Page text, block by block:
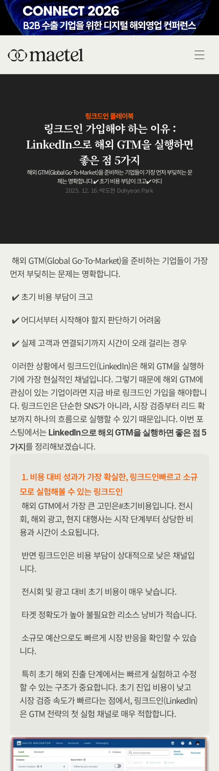
링크드인 플레이북
링크드인 가입해야 하는 이유 :
LinkedIn으로 해외 GTM을 실행하면
좋은 점 5가지
해외 GTM(Global Go-To-Market)을 준비하는 기업들이 가장 먼저 부딪히는 문
제는 명확합니다.✔️ 초기 비용 부담이 크고✔️ 어디
2025. 12. 16.박도현 Dohyeon Park
해외 GTM(Global Go-To-Market)을 준비하는 기업들이 가장
먼저 부딪히는 문제는 명확합니다.
✔️ 초기 비용 부담이 크고
✔️ 어디서부터 시작해야 할지 판단하기 어려움
✔️ 실제 고객과 연결되기까지 시간이 오래 걸리는 경우
이러한 상황에서 링크드인(LinkedIn)은 해외 GTM을 실행하
기에 가장 현실적인 채널입니다. 그렇기 때문에 해외 GTM에
관심이 있는 기업이라면 지금 바로 링크드인 가입을 해야합니
다. 링크드인은 단순한 SNS가 아니라, 시장 검증부터 리드 확
보까지 하나의 흐름으로 실행할 수 있기 때문입니다. 이번 포
스팅에서는 LinkedIn으로 해외 GTM을 실행하면 좋은 점 5
가지 를 정리해보겠습니다.
1. 비용 대비 성과가 가장 확실한, 링크드인빠르고 소규
모로 실험해볼 수 있는 링크드인
해외 GTM에서 가장 큰 고민은#초기비용입니다. 전시
회, 해외 광고, 현지 대행사는 시작 단계부터 상당한 비
용과 시간이 소요됩니다.
반면 링크드인은 비용 부담이 상대적으로 낮은 채널입
니다.
전시회 및 광고 대비 초기 비용이 매우 낮습니다.
타겟 정확도가 높아 불필요한 리소스 낭비가 적습니다.
소규모 예산으로도 빠르게 시장 반응을 확인할 수 있습
니다.
특히 초기 해외 진출 단계에서는 빠르게 실험하고 수정
할 수 있는 구조가 중요합니다. 초기 진입 비용이 낮고
시장 검증 속도가 빠르다는 점에서, 링크드인(LinkedIn)
은 GTM 전략의 첫 실험 채널로 매우 적합합니다.